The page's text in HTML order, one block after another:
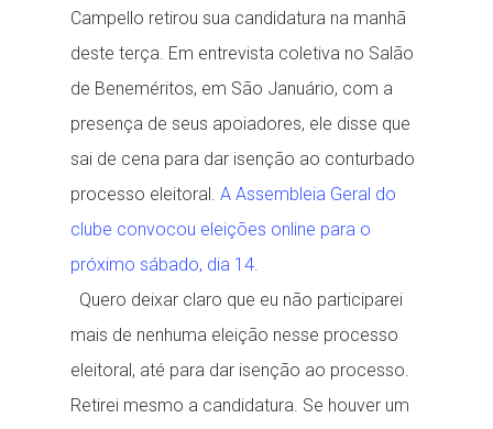
Campello retirou sua candidatura na manhã
deste terça. Em entrevista coletiva no Salão
de Beneméritos, em São Januário, com a
presença de seus apoiadores, ele disse que
sai de cena para dar isenção ao conturbado
processo eleitoral. A Assembleia Geral do
clube convocou eleições online para o
próximo sábado, dia 14.
Quero deixar claro que eu não participarei
mais de nenhuma eleição nesse processo
eleitoral, até para dar isenção ao processo.
Retirei mesmo a candidatura. Se houver um